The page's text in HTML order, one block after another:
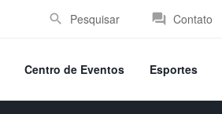
Centro de Eventos Esportes
Pesquisar Contato